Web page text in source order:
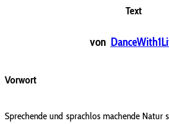
Text
von
Vorwort
Sprechende und sprachlos machende Natur